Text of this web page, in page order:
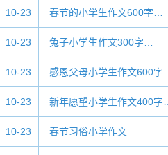
10-23 春节的小学生作文600字…
10-23 兔子小学生作文300字…
10-23 感恩父母小学生作文600字…
10-23 新年愿望小学生作文400字…
10-23 春节习俗小学作文